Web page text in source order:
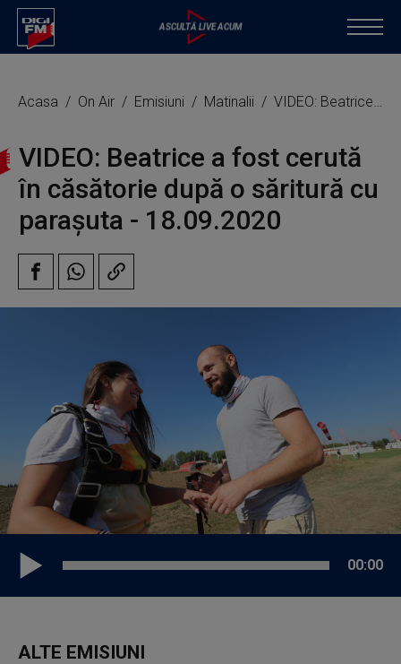
Acasa On Air Emisiuni Matinalii VIDEO: Beatrice a fost cerută în căsătorie după o săritură cu parașuta
VIDEO: Beatrice a fost cerută
în căsătorie după o săritură cu
parașuta - 18.09.2020
00:00
ALTE EMISIUNI